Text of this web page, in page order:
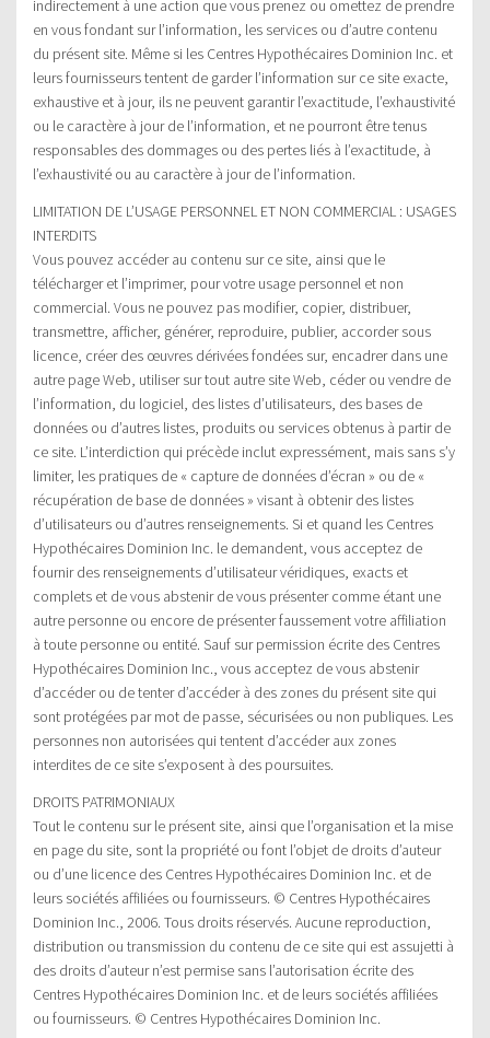
indirectement à une action que vous prenez ou omettez de prendre
en vous fondant sur l’information, les services ou d’autre contenu
du présent site. Même si les Centres Hypothécaires Dominion Inc. et
leurs fournisseurs tentent de garder l’information sur ce site exacte,
exhaustive et à jour, ils ne peuvent garantir l’exactitude, l’exhaustivité
ou le caractère à jour de l’information, et ne pourront être tenus
responsables des dommages ou des pertes liés à l’exactitude, à
l’exhaustivité ou au caractère à jour de l’information.
LIMITATION DE L’USAGE PERSONNEL ET NON COMMERCIAL : USAGES
INTERDITS
Vous pouvez accéder au contenu sur ce site, ainsi que le
télécharger et l’imprimer, pour votre usage personnel et non
commercial. Vous ne pouvez pas modifier, copier, distribuer,
transmettre, afficher, générer, reproduire, publier, accorder sous
licence, créer des œuvres dérivées fondées sur, encadrer dans une
autre page Web, utiliser sur tout autre site Web, céder ou vendre de
l’information, du logiciel, des listes d’utilisateurs, des bases de
données ou d’autres listes, produits ou services obtenus à partir de
ce site. L’interdiction qui précède inclut expressément, mais sans s’y
limiter, les pratiques de « capture de données d’écran » ou de «
récupération de base de données » visant à obtenir des listes
d’utilisateurs ou d’autres renseignements. Si et quand les Centres
Hypothécaires Dominion Inc. le demandent, vous acceptez de
fournir des renseignements d’utilisateur véridiques, exacts et
complets et de vous abstenir de vous présenter comme étant une
autre personne ou encore de présenter faussement votre affiliation
à toute personne ou entité. Sauf sur permission écrite des Centres
Hypothécaires Dominion Inc., vous acceptez de vous abstenir
d’accéder ou de tenter d’accéder à des zones du présent site qui
sont protégées par mot de passe, sécurisées ou non publiques. Les
personnes non autorisées qui tentent d’accéder aux zones
interdites de ce site s’exposent à des poursuites.
DROITS PATRIMONIAUX
Tout le contenu sur le présent site, ainsi que l’organisation et la mise
en page du site, sont la propriété ou font l’objet de droits d’auteur
ou d’une licence des Centres Hypothécaires Dominion Inc. et de
leurs sociétés affiliées ou fournisseurs. © Centres Hypothécaires
Dominion Inc., 2006. Tous droits réservés. Aucune reproduction,
distribution ou transmission du contenu de ce site qui est assujetti à
des droits d’auteur n’est permise sans l’autorisation écrite des
Centres Hypothécaires Dominion Inc. et de leurs sociétés affiliées
ou fournisseurs. © Centres Hypothécaires Dominion Inc.